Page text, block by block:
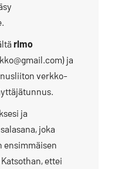
rlmo
ja
verkko-
ja
joka
ensimmäisen
ettei